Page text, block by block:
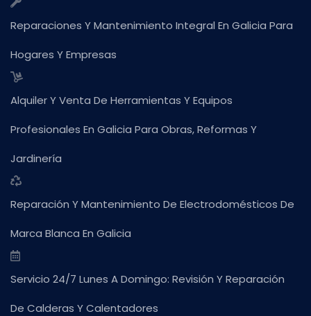
Reparaciones Y Mantenimiento Integral En Galicia Para
Hogares Y Empresas
Alquiler Y Venta De Herramientas Y Equipos
Profesionales En Galicia Para Obras, Reformas Y
Jardinería
Reparación Y Mantenimiento De Electrodomésticos De
Marca Blanca En Galicia
Servicio 24/7 Lunes A Domingo: Revisión Y Reparación
De Calderas Y Calentadores